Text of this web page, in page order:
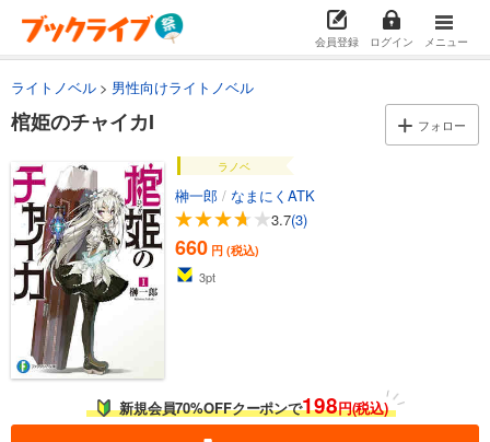
会員登録 ログイン メニュー
ライトノベル 男性向けライトノベル
棺姫のチャイカI フォロー
ラノベ
榊一郎 / なまにくATK
3.7(3)
660 円 (税込)
3pt
新規会員70%OFFクーポンで198円(税込)